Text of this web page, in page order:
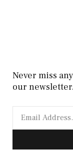
Never miss
our newsletter.